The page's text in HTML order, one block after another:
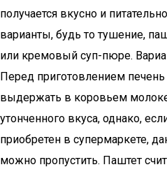
получается вкусно и
варианты, будь то тушение,
или кремовый суп-пюре.
Перед приготовлением
выдержать в коровьем
утонченного вкуса, однако,
приобретен в супермаркете,
можно пропустить. Паштет